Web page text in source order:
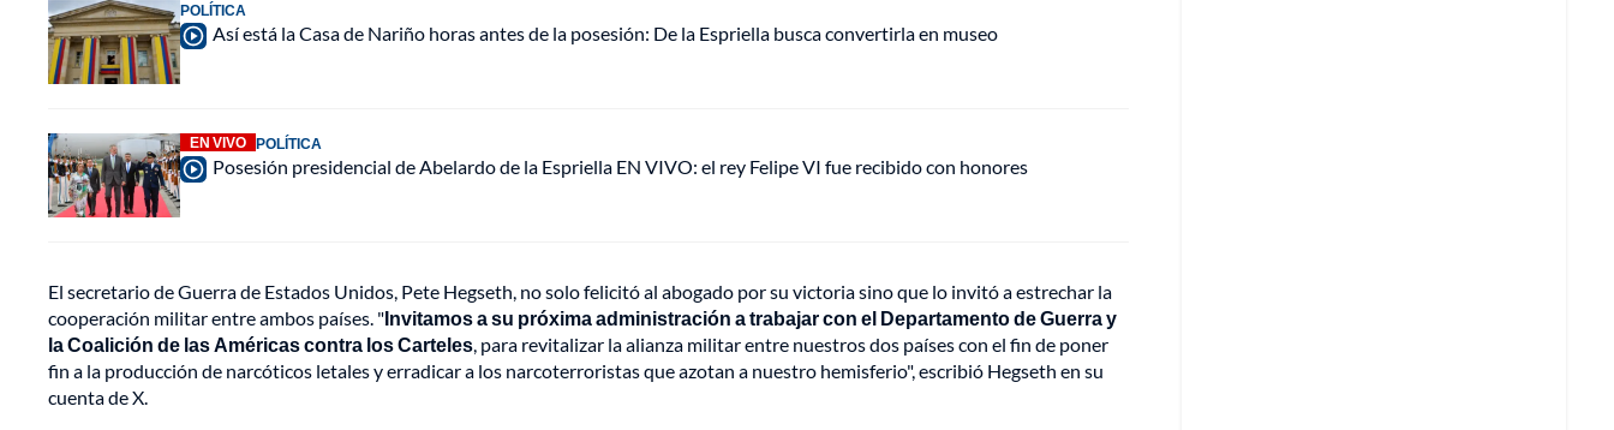
POLÍTICA
Así está la Casa de Nariño horas antes de la posesión: De la Espriella busca convertirla en museo
EN VIVO POLÍTICA
Posesión presidencial de Abelardo de la Espriella EN VIVO: el rey Felipe VI fue recibido con honores
El secretario de Guerra de Estados Unidos, Pete Hegseth, no solo felicitó al abogado por su victoria sino que lo invitó a estrechar la
cooperación militar entre ambos países. "Invitamos a su próxima administración a trabajar con el Departamento de Guerra y
la Coalición de las Américas contra los Carteles, para revitalizar la alianza militar entre nuestros dos países con el fin de poner
fin a la producción de narcóticos letales y erradicar a los narcoterroristas que azotan a nuestro hemisferio", escribió Hegseth en su
cuenta de X.